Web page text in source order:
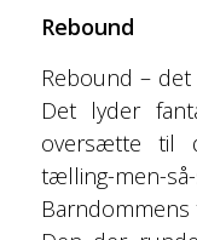
Rebound
Rebound –
Det lyder
oversætte til
tælling-men-